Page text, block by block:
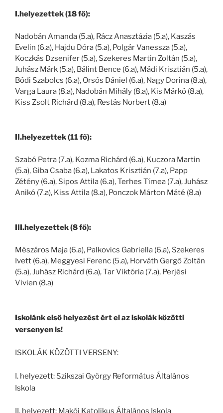
I.helyezettek (18 fő):
Nadobán Amanda (5.a), Rácz Anasztázia (5.a), Kaszás
Evelin (6.a), Hajdu Dóra (5.a), Polgár Vanessza (5.a),
Koczkás Dzsenifer (5.a), Szekeres Martin Zoltán (5.a),
Juhász Márk (5.a), Bálint Bence (6.a), Mádi Krisztián (5.a),
Bódi Szabolcs (6.a), Orsós Dániel (6.a), Nagy Dorina (8.a),
Varga Laura (8.a), Nadobán Mihály (8.a), Kis Márkó (8.a),
Kiss Zsolt Richárd (8.a), Restás Norbert (8.a)
II.helyezettek (11 fő):
Szabó Petra (7.a), Kozma Richárd (6.a), Kuczora Martin
(5.a), Giba Csaba (6.a), Lakatos Krisztián (7.a), Papp
Zétény (6.a), Sipos Attila (6.a), Terhes Tímea (7.a), Juhász
Anikó (7.a), Kiss Attila (8.a), Ponczok Márton Máté (8.a)
III.helyezettek (8 fő):
Mészáros Maja (6.a), Palkovics Gabriella (6.a), Szekeres
Ivett (6.a), Meggyesi Ferenc (5.a), Horváth Gergő Zoltán
(5.a), Juhász Richárd (6.a), Tar Viktória (7.a), Perjési
Vivien (8.a)
Iskolánk első helyezést ért el az iskolák közötti
versenyen is!
ISKOLÁK KÖZÖTTI VERSENY:
I. helyezett: Szikszai György Református Általános
Iskola
II. helyezett: Makói Katolikus Általános Iskola